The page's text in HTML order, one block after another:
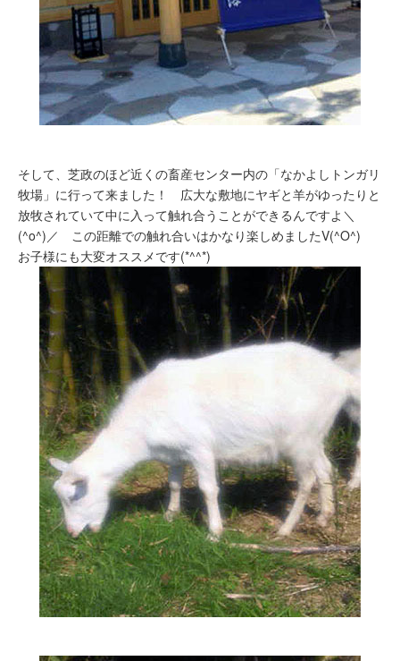
そして、芝政のほど近くの畜産センター内の「なかよしトンガリ
牧場」に行って来ました！ 広大な敷地にヤギと羊がゆったりと
放牧されていて中に入って触れ合うことができるんですよ＼
(^o^)／ この距離での触れ合いはかなり楽しめましたV(^O^)
お子様にも大変オススメです(*^^*)